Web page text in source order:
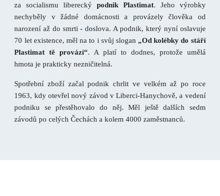
za socialismu liberecký podnik Plastimat. Jeho výrobky
nechyběly v žádné domácnosti a provázely člověka od
narození až do smrti - doslova. A podnik, který nyní oslavuje
70 let existence, měl na to i svůj slogan „Od kolébky do stáří
Plastimat tě provází“. A platí to dodnes, protože umělá
hmota je prakticky nezničitelná.
Spotřební zboží začal podnik chrlit ve velkém až po roce
1963, kdy otevřel nový závod v Liberci-Hanychově, a vedení
podniku se přestěhovalo do něj. Měl ještě dalších sedm
závodů po celých Čechách a kolem 4000 zaměstnanců.